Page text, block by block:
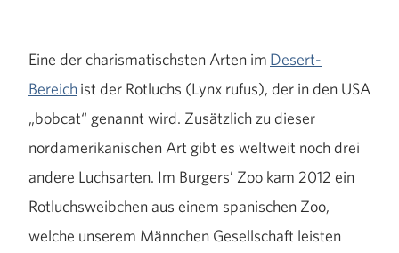
Eine der charismatischsten Arten im Desert-
Bereich ist der Rotluchs (Lynx rufus), der in den USA
„bobcat“ genannt wird. Zusätzlich zu dieser
nordamerikanischen Art gibt es weltweit noch drei
andere Luchsarten. Im Burgers’ Zoo kam 2012 ein
Rotluchsweibchen aus einem spanischen Zoo,
welche unserem Männchen Gesellschaft leisten